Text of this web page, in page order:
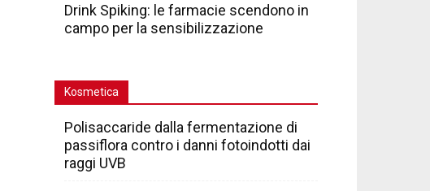
Drink Spiking: le farmacie scendono in
campo per la sensibilizzazione
Kosmetica
Polisaccaride dalla fermentazione di
passiflora contro i danni fotoindotti dai
raggi UVB